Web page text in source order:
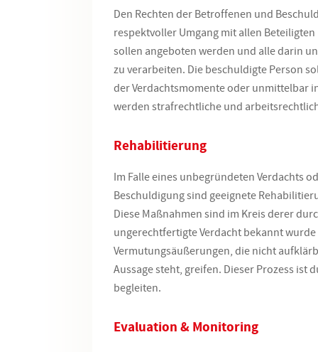
Den Rechten der Betroffenen und
respektvoller Umgang mit allen
sollen angeboten werden und alle darin
zu verarbeiten. Die beschuldigte Person
derVerdachtsmomente oder unmittelbar
werden strafrechtliche und
Rehabilitierung
Im Falle eines unbegründeten Verdachts
Beschuldigung sind geeignete
Diese Maßnahmen sind im Kreis derer
ungerechtfertigte Verdacht bekannt
Vermutungsäußerungen, die nicht
Aussage steht, greifen. Dieser Prozess ist
begleiten.
Evaluation & Monitoring